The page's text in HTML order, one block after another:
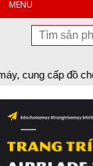
MENU
chơi xe máy